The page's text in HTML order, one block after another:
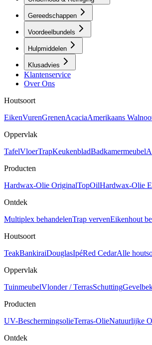
Gereedschappen
Voordeelbundels
Hulpmiddelen
Klusadvies
Klantenservice
Over Ons
Houtsoort
EikenVurenGrenenAcaciaAmerikaans
Oppervlak
TafelVloerTrapKeukenbladBadkamermeubel
Producten
Hardwax-Olie OriginalTopOilHardwax-Olie
Ontdek
Multiplex behandelenTrap vervenEikenhout
Houtsoort
TeakBankiraiDouglasIpéRed CedarAlle
Oppervlak
TuinmeubelVlonder / TerrasSchutting
Producten
UV-BeschermingsolieTerras-OlieNatuurlijke
Ontdek